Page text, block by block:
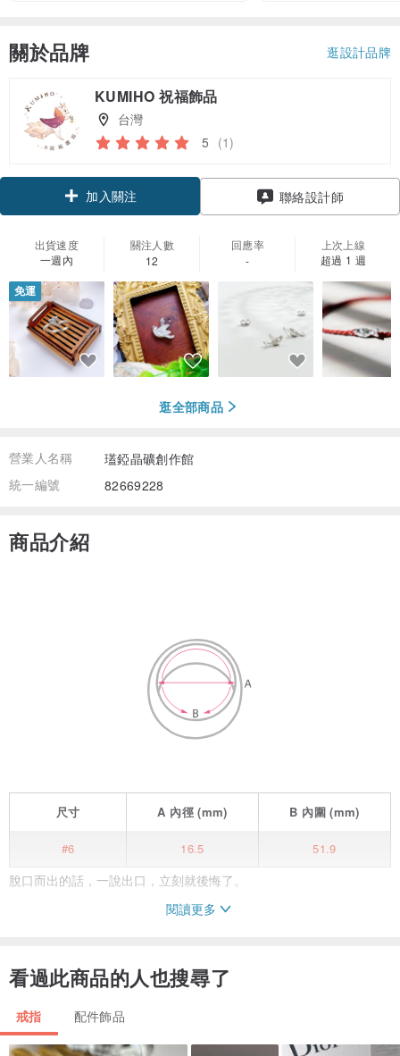
關於品牌 逛設計品牌
KUMIHO 祝福飾品
台灣
5 (1)
加入關注 聯絡設計師
出貨速度
一週內
關注人數
12
回應率
-
上次上線
超過 1 週
免運
逛全部商品
營業人名稱
瓂錏晶礦創作館
統一編號
82669228
商品介紹
尺寸 A 內徑(mm) B 內圍(mm)
#6 16.5 51.9
脫口而出的話，一說出口，立刻就後悔了。
這件事。
閱讀更多
看過此商品的人也搜尋了
戒指 配件飾品